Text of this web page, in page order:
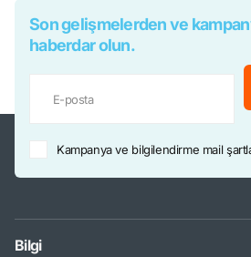
Son gelişmelerden ve
haberdar olun.
Kampanya ve bilgilendirme mail
Bilgi